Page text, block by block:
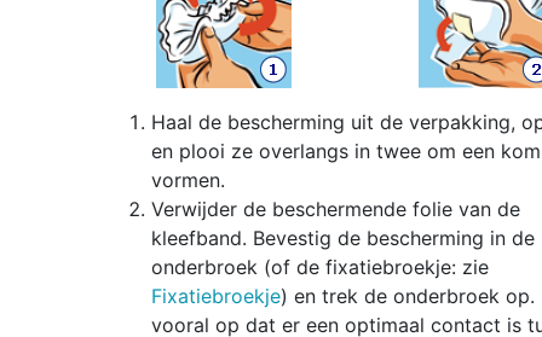
Haal de bescherming uit de verpakking,
en plooi ze overlangs in twee om een
vormen.
Verwijder de beschermende folie van de
kleefband. Bevestig de bescherming in de
onderbroek (of de fixatiebroekje: zie
Fixatiebroekje) en trek de onderbroek op.
vooral op dat er een optimaal contact is